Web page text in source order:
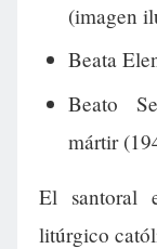
(imagen
Beata
Beato
mártir
El santoral
litúrgico